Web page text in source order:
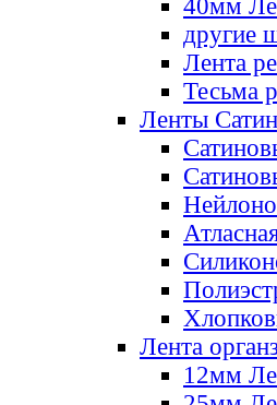
40мм
другие
Лента
Тесьма
Ленты
Лента
12мм